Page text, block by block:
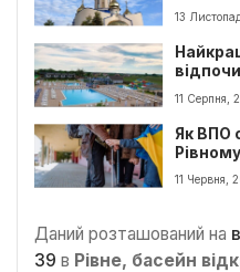
13
11 Серпня,
Як ВПО
11 Червня,
Даний розташований на
39 в Рівне, басейн